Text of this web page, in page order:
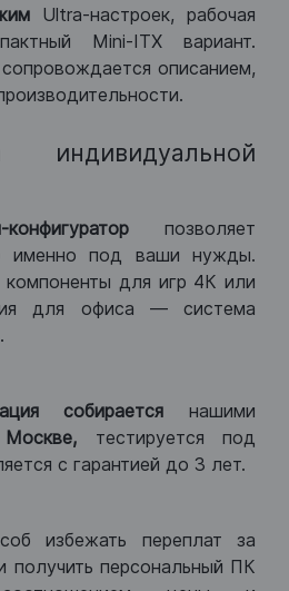
Ultra-настроек, рабочая
Mini-ITX вариант.
описанием,
индивидуальной
конфигураторпозволяет
именно под ваши нужды.
для игр 4К или
для офиса — система
собираетсянашими
тестируется под
с гарантией до 3 лет.
избежать переплат за
получить персональный ПК